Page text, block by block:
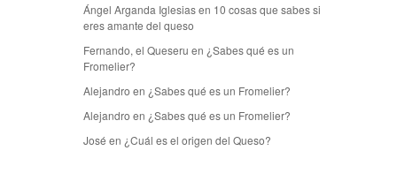
Ángel Arganda Iglesiasen 10 cosas que sabes si
eres amante del queso
Fernando, el Queseru en ¿Sabes qué es un
Fromelier?
Alejandro en ¿Sabes qué es un Fromelier?
Alejandro en ¿Sabes qué es un Fromelier?
José en ¿Cuál es el origen del Queso?